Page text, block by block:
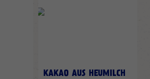
KAKAO AUS HEUMILCH